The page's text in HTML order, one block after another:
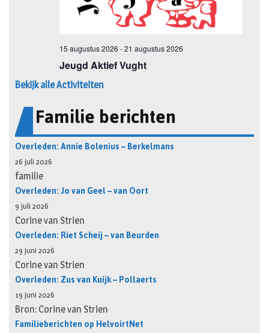
Bekijk alle Activiteiten
Familie berichten
Overleden: Annie Bolenius – Berkelmans
26 juli 2026
familie
Overleden: Jo van Geel – van Oort
9 juli 2026
Corine van Strien
Overleden: Riet Scheij – van Beurden
29 juni 2026
Corine van Strien
Overleden: Zus van Kuijk – Pollaerts
19 juni 2026
Bron: Corine van Strien
Familieberichten op HelvoirtNet